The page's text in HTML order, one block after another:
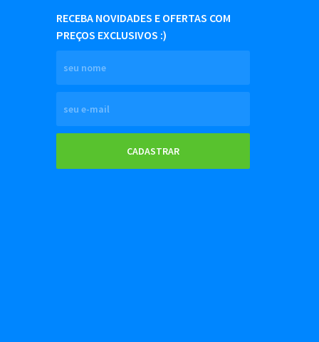
RECEBA NOVIDADES E OFERTAS COM
PREÇOS EXCLUSIVOS :)
CADASTRAR